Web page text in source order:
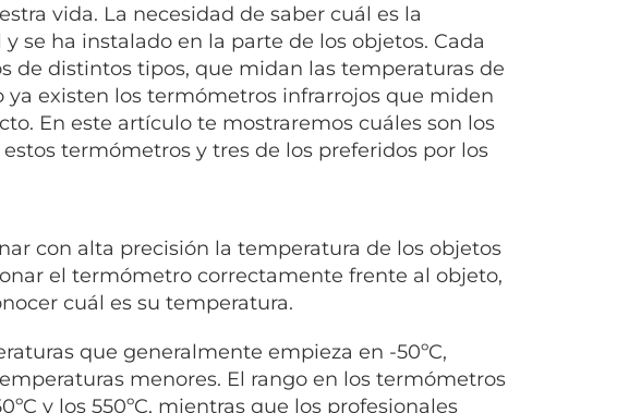
vida. La necesidad de saber cuál es la
se ha instalado en la parte de los objetos. Cada
de distintos tipos, que midan las temperaturas de
ya existen los termómetros infrarrojos que miden
En este artículo te mostraremos cuáles son los
termómetros y tres de los preferidos por los
con alta precisión la temperatura de los objetos
el termómetro correctamente frente al objeto,
cuál es su temperatura.
que generalmente empieza en -50ºC,
menores. El rango en los termómetros
y los 550ºC, mientras que los profesionales